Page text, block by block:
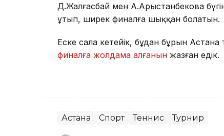
Д.Жалғасбай мен А.Арыстанбекова
ұтып, ширек финалға шыққан болатын.
Еске сала кетейік, бұдан бұрын Астана
финалға жолдама алғанын жазған едік.
Астана Спорт Теннис Турнир